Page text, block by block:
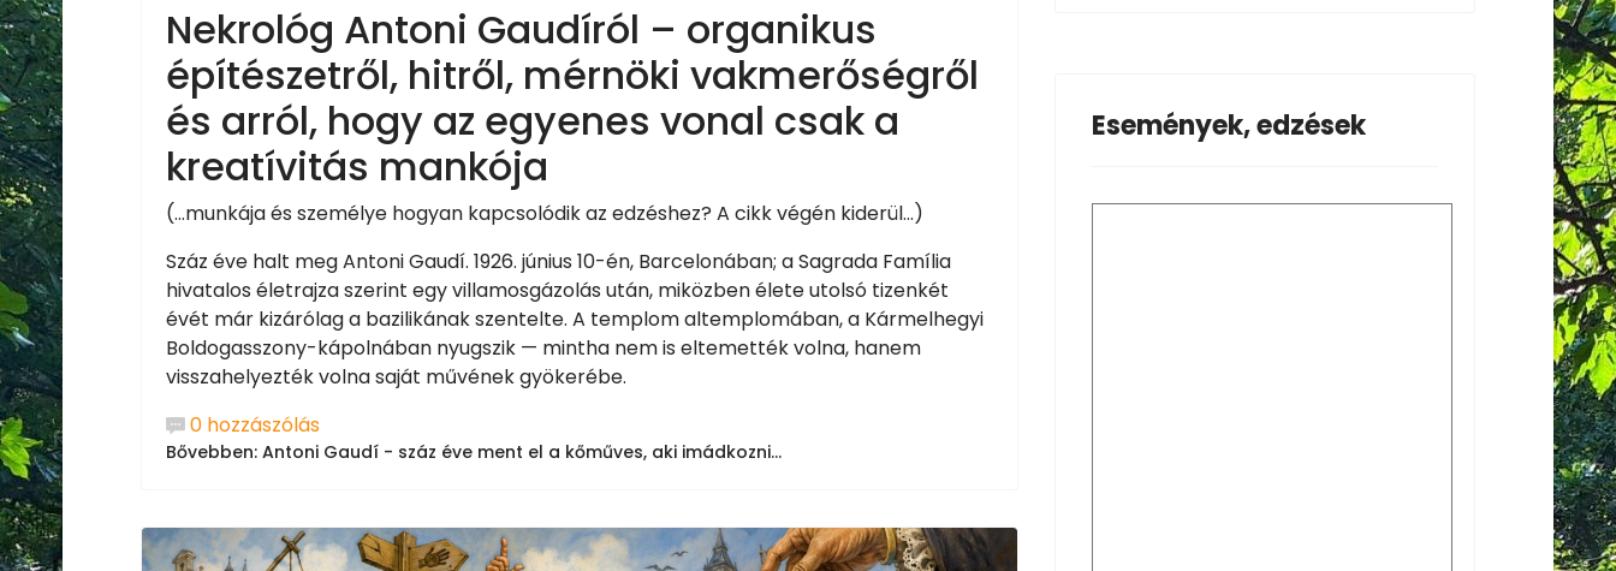
Nekrológ Antoni Gaudíról – organikus
építészetről, hitről, mérnöki vakmerőségről
és arról, hogy az egyenes vonal csak a
kreatívitás mankója
(...munkája és személye hogyan kapcsolódik az edzéshez? A cikk végén kiderül...)
Száz éve halt meg Antoni Gaudí. 1926. június 10-én, Barcelonában; a Sagrada Família
hivatalos életrajza szerint egy villamosgázolás után, miközben élete utolsó tizenkét
évét már kizárólag a bazilikának szentelte. A templom altemplomában, a Kármelhegyi
Boldogasszony-kápolnában nyugszik — mintha nem is eltemették volna, hanem
visszahelyezték volna saját művének gyökerébe.
0 hozzászólás
Bővebben: Antoni Gaudí - száz éve ment el a kőműves, aki imádkozni...
Események, edzések